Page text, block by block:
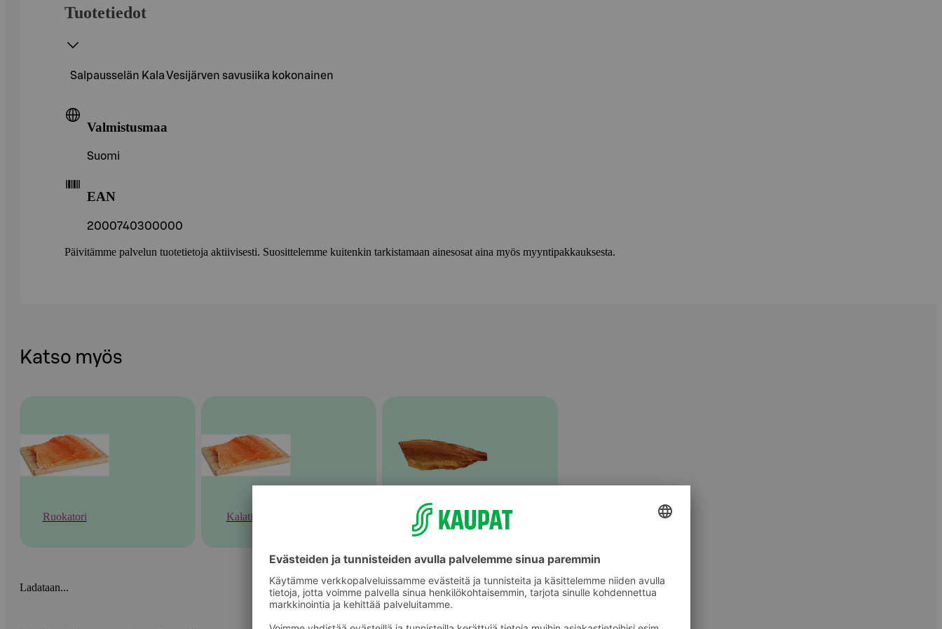
Tuotetiedot
Salpausselän Kala Vesijärven savusiika kokonainen
Valmistusmaa
Suomi
EAN
2000740300000
Päivitämme palvelun tuotetietoja aktiivisesti. Suosittelemme kuitenkin tarkistamaan ainesosat aina myös myyntipakkauksesta.
Katso myös
Ruokatori Kalatiski Graavattu ja savustettu kala
Ladataan...